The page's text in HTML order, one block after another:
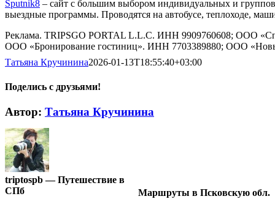
Sputnik8 – сайт с большим выбором индивидуальных и
выездные программы. Проводятся на автобусе, теплоходе,
Реклама. TRIPSGO PORTAL L.L.C. ИНН 9909760608; ООО
ООО «Бронирование гостиниц». ИНН 7703389880; ООО
Татьяна Кручинина2026-01-13T18:55:40+03:00
Поделись с друзьями!
Vk
Автор: Татьяна Кручинина
Маршруты в Псковскую обл.
triptospb — Путешествие в
СПб